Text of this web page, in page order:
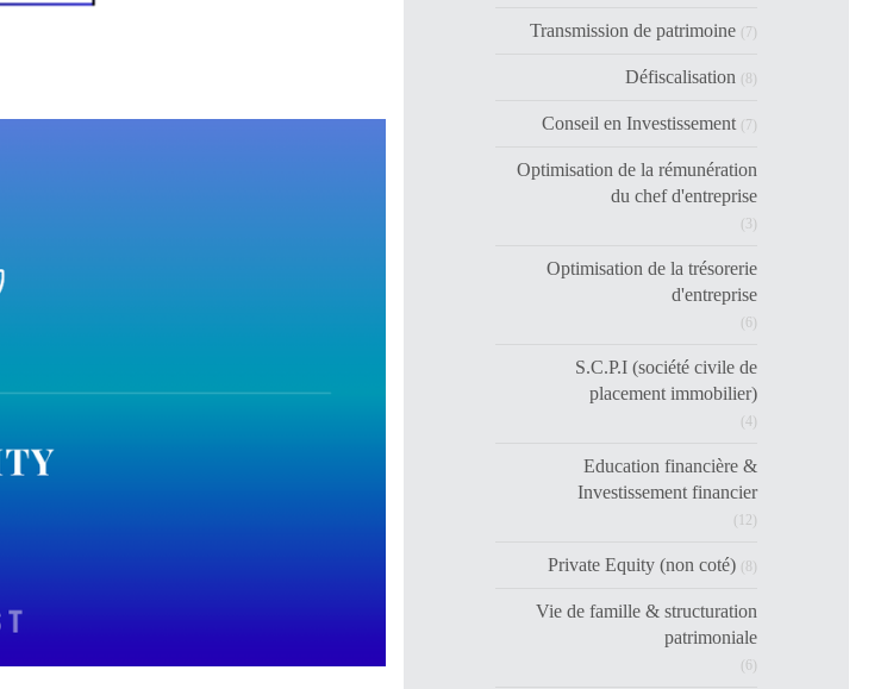
Transmission de patrimoine (7)
Défiscalisation (8)
Conseil en Investissement (7)
Optimisation de la rémunération
du chef d'entreprise
(3)
Optimisation de la trésorerie
d'entreprise
(6)
S.C.P.I (société civile de
placement immobilier)
(4)
Education financière &
Investissement financier
(12)
Private Equity (non coté) (8)
Vie de famille & structuration
patrimoniale
(6)